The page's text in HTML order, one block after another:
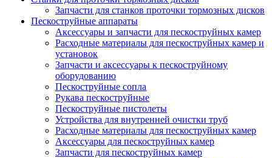
Запчасти для станков проточки тормозных дисков
Пескоструйные аппараты
Аксессуары и запчасти для пескоструйных камер
Расходные материалы для пескоструйных камер и
установок
Запчасти и аксессуары к пескоструйному
оборудованию
Пескоструйные сопла
Рукава пескоструйные
Пескоструйные пистолеты
Устройства для внутренней очистки труб
Расходные материалы для пескоструйных камер
Аксессуары для пескоструйных камер
Запчасти для пескоструйных камер